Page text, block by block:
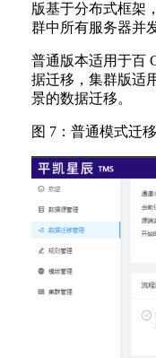
版基于分布式框架
群中所有服务器并
普通版本适用于百
据迁移，集群版适
景的数据迁移。
图 7：普通模式迁